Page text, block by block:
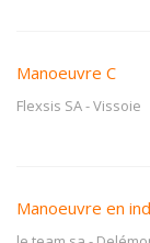
Manoeuvre C
Flexsis SA-Vissoie
Manoeuvre en